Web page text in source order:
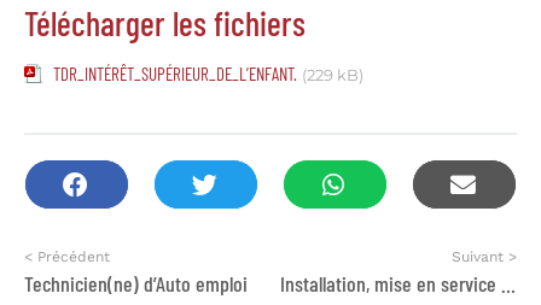
Télécharger les fichiers
TDR_INTÉRÊT_SUPÉRIEUR_DE_L’ENFANT. (229 kB)
< Précédent
Technicien(ne) d’Auto emploi
Suivant >